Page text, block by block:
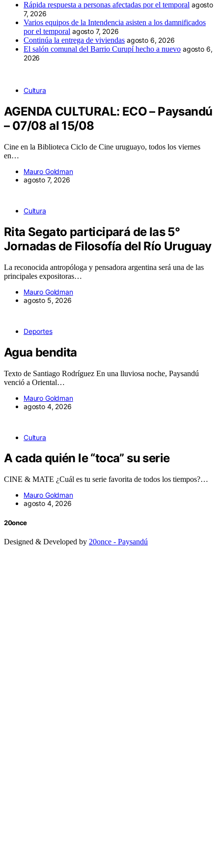
Rápida respuesta a personas afectadas por el temporal agosto
7, 2026
Varios equipos de la Intendencia asisten a los damnificados
por el temporal agosto 7, 2026
Continúa la entrega de viviendas agosto 6, 2026
El salón comunal del Barrio Curupí hecho a nuevo agosto 6,
2026
Cultura
AGENDA CULTURAL: ECO – Paysandú
– 07/08 al 15/08
Cine en la Biblioteca Ciclo de Cine uruguayo, todos los viernes
en…
Mauro Goldman
agosto 7, 2026
Cultura
Rita Segato participará de las 5°
Jornadas de Filosofía del Río Uruguay
La reconocida antropóloga y pensadora argentina será una de las
principales expositoras…
Mauro Goldman
agosto 5, 2026
Deportes
Agua bendita
Texto de Santiago Rodríguez En una lluviosa noche, Paysandú
venció a Oriental…
Mauro Goldman
agosto 4, 2026
Cultura
A cada quién le “toca” su serie
CINE & MATE ¿Cuál es tu serie favorita de todos los tiempos?…
Mauro Goldman
agosto 4, 2026
20once
Designed & Developed by 20once - Paysandú